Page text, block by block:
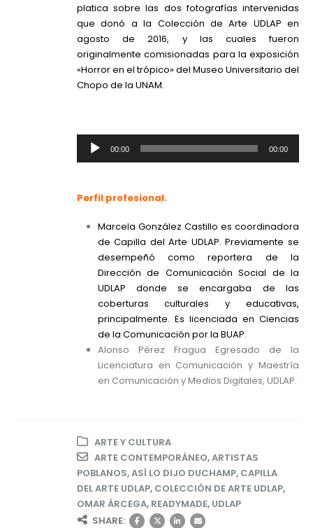
platica sobre las dos fotografías intervenidas
que donó a la Colección de Arte UDLAP en
agosto de 2016, y las cuales fueron
originalmente comisionadas para la exposición
«Horror en el trópico» del Museo Universitario del
Chopo de la UNAM.
Reproductor
00:00 00:00
Perfil profesional.
Marcela González Castillo es coordinadora
de Capilla del Arte UDLAP. Previamente se
desempeñó como reportera de la
Dirección de Comunicación Social de la
UDLAP donde se encargaba de las
coberturas culturales y educativas,
principalmente. Es licenciada en Ciencias
de la Comunicación por la BUAP.
Alonso Pérez Fragua Egresado de la
Licenciatura en Comunicación y Maestría
en Comunicación y Medios Digitales, UDLAP.
ARTE Y CULTURA
ARTE CONTEMPORÁNEO,ARTISTAS
POBLANOS,ASÍ LO DIJO DUCHAMP, CAPILLA
DEL ARTE UDLAP, COLECCIÓN DE ARTE UDLAP,
OMAR ÁRCEGA, READYMADE, UDLAP
SHARE: